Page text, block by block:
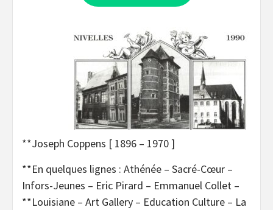
**Joseph Coppens [ 1896 – 1970 ]
**En quelques lignes : Athénée – Sacré-Cœur –
Infors-Jeunes – Eric Pirard – Emmanuel Collet –
**Louisiane – Art Gallery – Education Culture – La